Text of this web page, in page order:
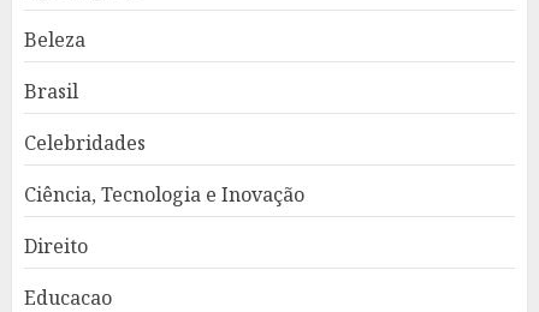
Beleza
Brasil
Celebridades
Ciência, Tecnologia e Inovação
Direito
Educacao